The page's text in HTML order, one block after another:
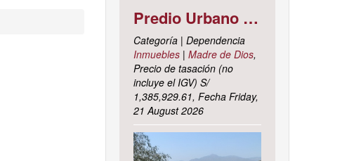
Predio Urbano Jirón LIBERTAD Mz. 5-H, Lote 23, TAMBOPATA - TAMBOPATA - MADRE DE DIOS ; cuyo dominio corre inscrito en la partida electrónica N° 07001561 del registro de propiedad inmueble de la ZONA REGISTRAL N° X, SEDE CUSCO, OFICINA REGISTRAL MADRE DE D
Categoría | Dependencia
Inmuebles| Madre de Dios,
Precio de tasación (no
incluye el IGV) S/
1,385,929.61, Fecha Friday,
21 August 2026